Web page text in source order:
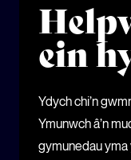
ein
Ydych chi’n
Ymunwch â’n
gymunedau yma